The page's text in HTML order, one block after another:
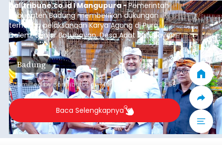
balitribune.co.id I Mangupura -Pemerintah
Kabupaten Badung memberikan dukungan
terhadap pelaksanaan Karya Agung di Pura
Dalem, Banjar Batubayan, Desa Adat Batubayan,
Kecamatan Abiansemal. Dukungan tersebut
diwujudkan melalui bantuan hibah sebesar Rp1,7
miliar dari Anggaran Induk Tahun 2026.
Badung
Submitted bycontributoronMon, 08/10/2026 - 22:55
Baca Selengkapnya